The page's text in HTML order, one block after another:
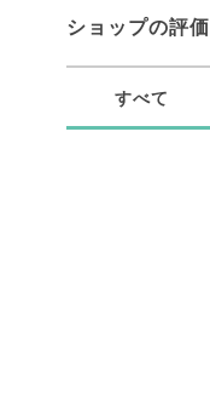
ショップの評価
すべて